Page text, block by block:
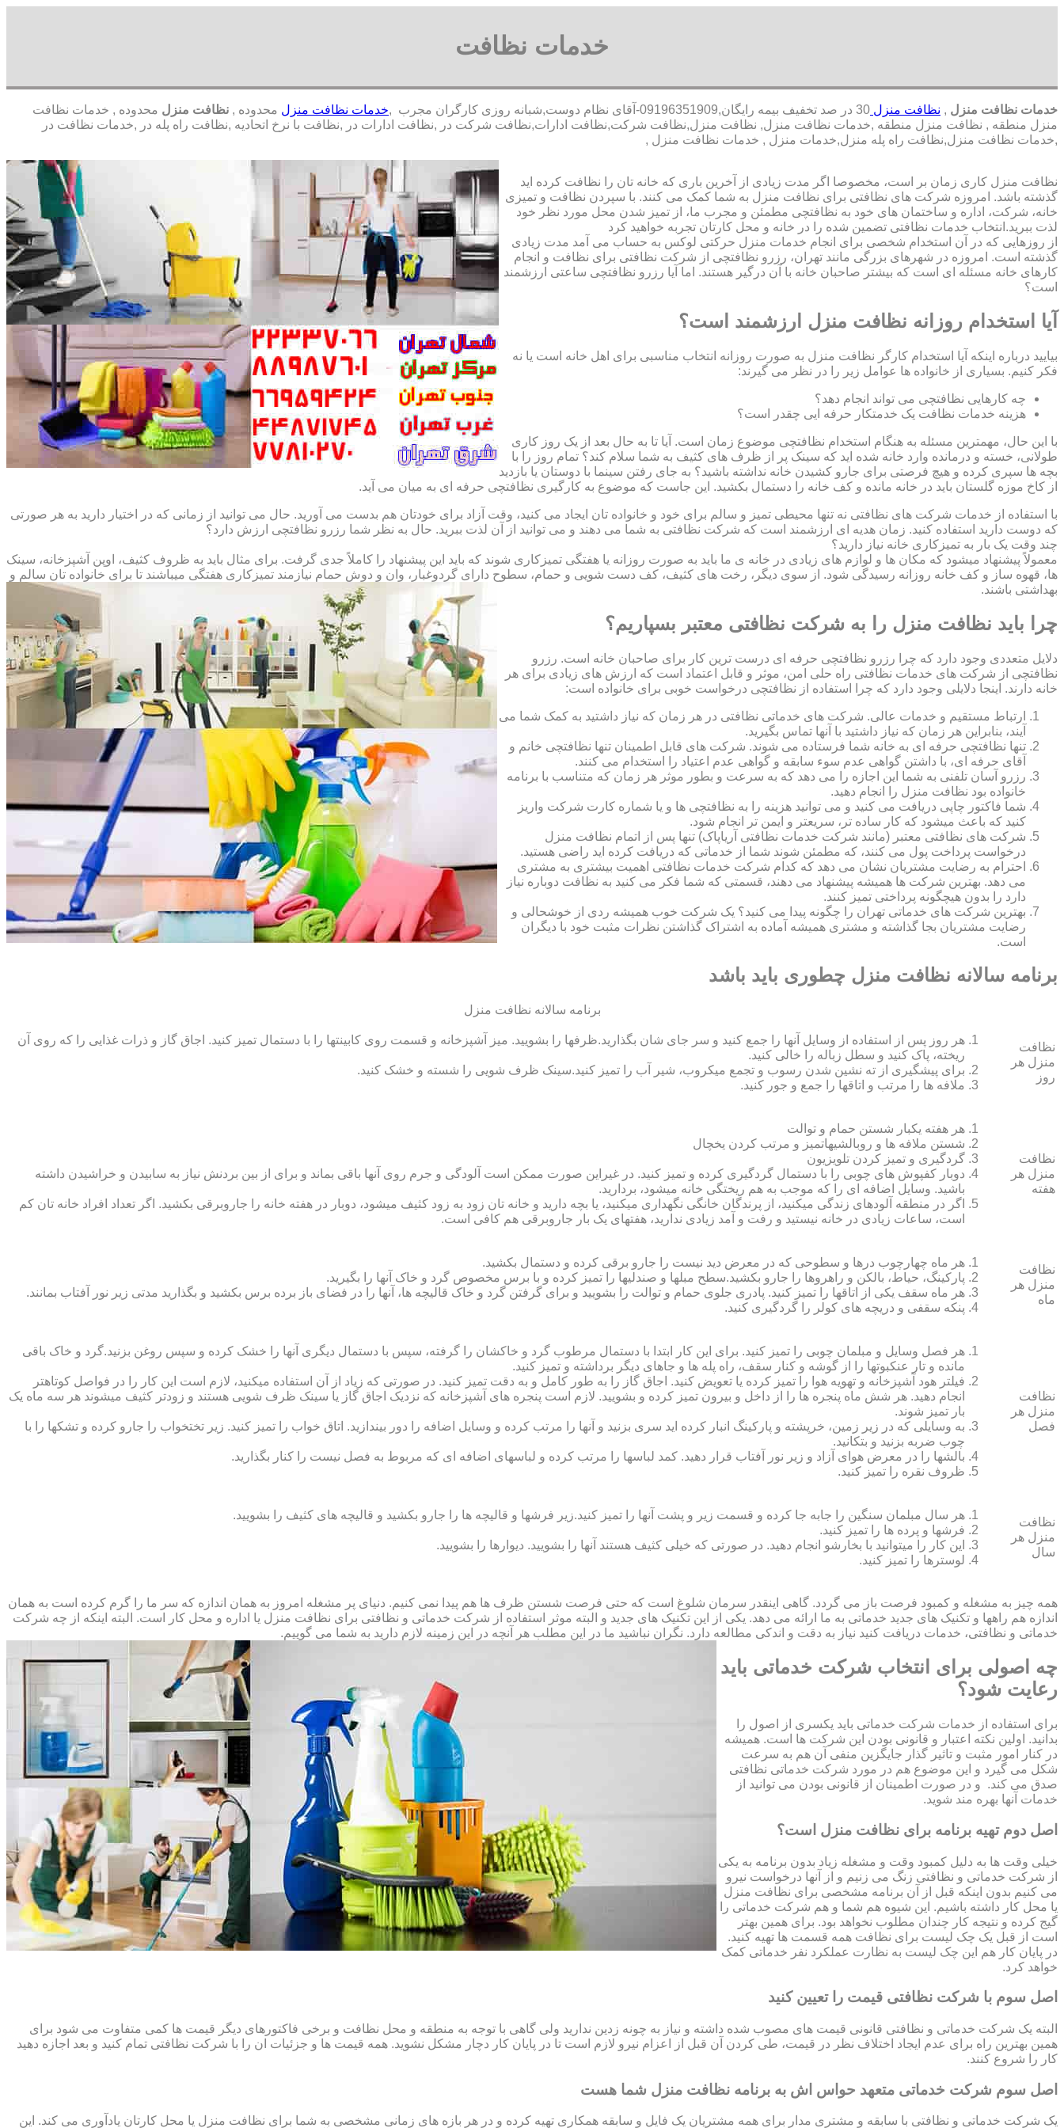
خدمات نظافت
خدمات نظافت منزل , نظافت منزل 30 در صد تخفیف بیمه رایگان,09196351909-آقای نظام دوست,شبانه روزی کارگران مجرب ,خدمات نظافت منزل محدوده , نظافت منزل محدوده , خدمات نظافت
منزل منطقه , نظافت منزل منطقه ,خدمات نظافت منزل, نظافت منزل,نظافت شرکت,نظافت ادارات,نظافت شرکت در ,نظافت ادارات در ,نظافت با نرخ اتحادیه ,نظافت راه پله در ,خدمات نظافت در
,خدمات نظافت منزل,نظافت راه پله منزل,خدمات منزل , خدمات نظافت منزل ,
نظافت منزل کاری زمان بر است، مخصوصا اگر مدت زیادی از آخرین باری که خانه تان را نظافت کرده اید
گذشته باشد. امروزه شرکت های نظافتی برای نظافت منزل به شما کمک می کنند. با سپردن نظافت و تمیزی
خانه، شرکت، اداره و ساختمان های خود به نظافتچی مطمئن و مجرب ما، از تمیز شدن محل مورد نظر خود
لذت ببرید.انتخاب خدمات نظافتی تضمین شده را در خانه و محل کارتان تجربه خواهید کرد
از روزهایی که در آن استخدام شخصی برای انجام خدمات منزل حرکتی لوکس به حساب می آمد مدت زیادی
گذشته است. امروزه در شهرهای بزرگی مانند تهران، رزرو نظافتچی از شرکت نظافتی برای نظافت و انجام
کارهای خانه مسئله ای است که بیشتر صاحبان خانه با آن درگیر هستند. اما آیا رزرو نظافتچی ساعتی ارزشمند
است؟
آیا استخدام روزانه نظافت منزل ارزشمند است؟
بیایید درباره اینکه آیا استخدام کارگر نظافت منزل به صورت روزانه انتخاب مناسبی برای اهل خانه است یا نه
فکر کنیم. بسیاری از خانواده ها عوامل زیر را در نظر می گیرند:
چه کارهایی نظافتچی می تواند انجام دهد؟
هزینه خدمات نظافت یک خدمتکار حرفه ایی چقدر است؟
با این حال، مهمترین مسئله به هنگام استخدام نظافتچی موضوع زمان است. آیا تا به حال بعد از یک روز کاری
طولانی، خسته و درمانده وارد خانه شده اید که سینک پر از ظرف های کثیف به شما سلام کند؟ تمام روز را با
بچه ها سپری کرده و هیچ فرصتی برای جارو کشیدن خانه نداشته باشید؟ به جای رفتن سینما با دوستان یا بازدید
از کاخ موزه گلستان باید در خانه مانده و کف خانه را دستمال بکشید. این جاست که موضوع به کارگیری نظافتچی حرفه ای به میان می آید.
با استفاده از خدمات شرکت های نظافتی نه تنها محیطی تمیز و سالم برای خود و خانواده تان ایجاد می کنید، وقت آزاد برای خودتان هم بدست می آورید. حال می توانید از زمانی که در اختیار دارید به هر صورتی
که دوست دارید استفاده کنید. زمان هدیه ای ارزشمند است که شرکت نظافتی به شما می دهند و می توانید از آن لذت ببرید. حال به نظر شما رزرو نظافتچی ارزش دارد؟
چند وقت یک بار به تمیزکاری خانه نیاز دارید؟
معمولاً پیشنهاد میشود که مکان ها و لوازم های زیادی در خانه ی ما باید به صورت روزانه یا هفتگی تمیزکاری شوند که باید این پیشنهاد را کاملاً جدی گرفت. برای مثال باید به ظروف کثیف، اوپن آشپزخانه، سینک
ها، قهوه ساز و کف خانه روزانه رسیدگی شود. از سوی دیگر، رخت های کثیف، کف دست شویی و حمام، سطوح دارای گردوغبار، وان و دوش حمام نیازمند تمیزکاری هفتگی میباشند تا برای خانواده تان سالم و
بهداشتی باشند.
چرا باید نظافت منزل را به شرکت نظافتی معتبر بسپاریم؟
دلایل متعددی وجود دارد که چرا رزرو نظافتچی حرفه ای درست ترین کار برای صاحبان خانه است. رزرو
نظافتچی از شرکت های خدمات نظافتی راه حلی امن، موثر و قابل اعتماد است که ارزش های زیادی برای هر
خانه دارند. اینجا دلایلی وجود دارد که چرا استفاده از نظافتچی درخواست خوبی برای خانواده است:
ارتباط مستقیم و خدمات عالی. شرکت های خدماتی نظافتی در هر زمان که نیاز داشتید به کمک شما می
آیند، بنابراین هر زمان که نیاز داشتید با آنها تماس بگیرید.
تنها نظافتچی حرفه ای به خانه شما فرستاده می شوند. شرکت های قابل اطمینان تنها نظافتچی خانم و
آقای حرفه ای، با داشتن گواهی عدم سوء سابقه و گواهی عدم اعتیاد را استخدام می کنند.
رزرو آسان تلفنی به شما این اجازه را می دهد که به سرعت و بطور موثر هر زمان که متناسب با برنامه
خانواده بود نظافت منزل را انجام دهید.
شما فاکتور چاپی دریافت می کنید و می توانید هزینه را به نظافتچی ها و یا شماره کارت شرکت واریز
کنید که باعث میشود که کار ساده تر، سریعتر و ایمن تر انجام شود.
شرکت های نظافتی معتبر (مانند شرکت خدمات نظافتی آریاپاک) تنها پس از اتمام نظافت منزل
درخواست پرداخت پول می کنند، که مطمئن شوند شما از خدماتی که دریافت کرده اید راضی هستید.
احترام به رضایت مشتریان نشان می دهد که کدام شرکت خدمات نظافتی اهمیت بیشتری به مشتری
می دهد. بهترین شرکت ها همیشه پیشنهاد می دهند، قسمتی که شما فکر می کنید به نظافت دوباره نیاز
دارد را بدون هیچگونه پرداختی تمیز کنند.
بهترین شرکت های خدماتی تهران را چگونه پیدا می کنید؟ یک شرکت خوب همیشه ردی از خوشحالی و
رضایت مشتریان بجا گذاشته و مشتری همیشه آماده به اشتراک گذاشتن نظرات مثبت خود با دیگران
است.
برنامه سالانه نظافت منزل چطوری باید باشد
برنامه سالانه نظافت منزل
نظافت
منزل هر
روز
هر روز پس از استفاده از وسایل آنها را جمع کنید و سر جای شان بگذارید.ظرف‏ها را بشویید. میز آشپزخانه و قسمت روی کابینت‏ها را با دستمال تمیز کنید. اجاق گاز و ذرات غذایی را که روی آن
ریخته، پاک کنید و سطل زباله را خالی کنید.
برای پیشگیری از ته نشین شدن رسوب و تجمع میکروب، شیر آب را تمیز کنید.سینک ظرف شویی را شسته و خشک کنید.
ملافه‏ ها را مرتب و اتاق‏ها را جمع و جور کنید.
نظافت
منزل هر
هفته
هر هفته یکبار شستن حمام و توالت
شستن ملافه‏ ها و روبالشی‎هاتمیز و مرتب کردن یخچال
گردگیری و تمیز کردن تلویزیون
دوبار کفپوش‏ های چوبی را با دستمال گردگیری کرده و تمیز کنید. در غیراین صورت ممکن است آلودگی و جرم روی آنها باقی بماند و برای از بین بردنش نیاز به سابیدن و خراشیدن داشته
باشید. وسایل اضافه ای را که موجب به هم ریختگی خانه می‏شود، بردارید.
اگر در منطقه آلوده‏ای زندگی می‏کنید، از پرندگان خانگی نگهداری می‏کنید، یا بچه دارید و خانه‏ تان زود به زود کثیف می‏شود، دوبار در هفته خانه را جاروبرقی بکشید. اگر تعداد افراد خانه ‏تان کم
است، ساعات زیادی در خانه نیستید و رفت و آمد زیادی ندارید، هفته‏ای یک بار جاروبرقی هم کافی است.
نظافت
منزل هر
ماه
هر ماه چهارچوب درها و سطوحی که در معرض دید نیست را جارو برقی کرده و دستمال بکشید.
پارکینگ، حیاط، بالکن و راهروها را جارو بکشید.سطح مبل‏ها و صندلی‏ها را تمیز کرده و با برس مخصوص گرد و خاک آنها را بگیرید.
هر ماه سقف یکی از اتاق‏ها را تمیز کنید. پادری جلوی حمام و توالت را بشویید و برای گرفتن گرد و خاک قالیچه‏ ها، آنها را در فضای باز برده برس بکشید و بگذارید مدتی زیر نور آفتاب بمانند.
پنکه سقفی و دریچه‏ های کولر را گردگیری کنید.
نظافت
منزل هر
فصل
هر فصل وسایل و مبلمان چوبی را تمیز کنید. برای این کار ابتدا با دستمال مرطوب گرد و خاک‏شان را گرفته، سپس با دستمال دیگری آنها را خشک کرده و سپس روغن بزنید.گرد و خاک باقی
مانده و تار عنکبوت‏ها را از گوشه و کنار سقف، راه پله‏ ها و جاهای دیگر برداشته و تمیز کنید.
فیلتر هود آشپزخانه و تهویه هوا را تمیز کرده یا تعویض کنید. اجاق گاز را به طور کامل و به دقت تمیز کنید. در صورتی که زیاد از آن استفاده می‏کنید، لازم است این کار را در فواصل کوتاه‏تر
انجام دهید. هر شش ماه پنجره‏ ها را از داخل و بیرون تمیز کرده و بشویید. لازم است پنجره‏ های آشپزخانه که نزدیک اجاق گاز یا سینک ظرف شویی هستند و زودتر کثیف می‏شوند هر سه ماه یک
بار تمیز شوند.
به وسایلی که در زیر زمین، خرپشته و پارکینگ انبار کرده‏ اید سری بزنید و آنها را مرتب کرده و وسایل اضافه را دور بیندازید. اتاق خواب را تمیز کنید. زیر تختخواب را جارو کرده و تشک‏ها را با
چوب ضربه بزنید و بتکانید.
بالش‏ها را در معرض هوای آزاد و زیر نور آفتاب قرار دهید. کمد لباس‏ها را مرتب کرده و لباس‏های اضافه ای که مربوط به فصل نیست را کنار بگذارید.
ظروف نقره را تمیز کنید.
نظافت
منزل هر
سال
هر سال مبلمان سنگین را جابه جا کرده و قسمت زیر و پشت آنها را تمیز کنید.زیر فرش‏ها و قالیچه‏ ها را جارو بکشید و قالیچه‏ های کثیف را بشویید.
فرش‏ها و پرده ‏ها را تمیز کنید.
این کار را می‏توانید با بخارشو انجام دهید. در صورتی که خیلی کثیف هستند آنها را بشویید. دیوارها را بشویید.
لوسترها را تمیز کنید.
همه چیز به مشغله و کمبود فرصت باز می گردد. گاهی اینقدر سرمان شلوغ است که حتی فرصت شستن ظرف ها هم پیدا نمی کنیم. دنیای پر مشغله امروز به همان اندازه که سر ما را گرم کرده است به همان
اندازه هم راهها و تکنیک های جدید خدماتی به ما ارائه می دهد. یکی از این تکنیک های جدید و البته موثر استفاده از شرکت خدماتی و نظافتی برای نظافت منزل یا اداره و محل کار است. البته اینکه از چه شرکت
خدماتی و نظافتی، خدمات دریافت کنید نیاز به دقت و اندکی مطالعه دارد. نگران نباشید ما در این مطلب هر آنچه در این زمینه لازم دارید به شما می گوییم.
چه اصولی برای انتخاب شرکت خدماتی باید
رعایت شود؟
برای استفاده از خدمات شرکت خدماتی باید یکسری از اصول را
بدانید. اولین نکته اعتبار و قانونی بودن این شرکت ها است. همیشه
در کنار امور مثبت و تاثیر گذار جایگزین منفی آن هم به سرعت
شکل می گیرد و این موضوع هم در مورد شرکت خدماتی نظافتی
صدق می کند. و در صورت اطمینان از قانونی بودن می توانید از
خدمات آنها بهره مند شوید.
اصل دوم تهیه برنامه برای نظافت منزل است؟
خیلی وقت ها به دلیل کمبود وقت و مشغله زیاد بدون برنامه به یکی
از شرکت خدماتی و نظافتی زنگ می زنیم و از آنها درخواست نیرو
می کنیم بدون اینکه قبل از آن برنامه مشخصی برای نظافت منزل
یا محل کار داشته باشیم. این شیوه هم شما و هم شرکت خدماتی را
گیج کرده و نتیجه کار چندان مطلوب نخواهد بود. برای همین بهتر
است از قبل یک چک لیست برای نظافت همه قسمت ها تهیه کنید.
در پایان کار هم این چک لیست به نظارت عملکرد نفر خدماتی کمک
خواهد کرد.
اصل سوم با شرکت نظافتی قیمت را تعیین کنید
البته یک شرکت خدماتی و نظافتی قانونی قیمت های مصوب شده داشته و نیاز به چونه زدین ندارید ولی گاهی با توجه به منطقه و محل نظافت و برخی فاکتورهای دیگر قیمت ها کمی متفاوت می شود برای
همین بهترین راه برای عدم ایجاد اختلاف نظر در قیمت، طی کردن آن قبل از اعزام نیرو لازم است تا در پایان کار دچار مشکل نشوید. همه قیمت ها و جزئیات ان را با شرکت نظافتی تمام کنید و بعد اجازه دهید
کار را شروع کنند.
اصل سوم شرکت خدماتی متعهد حواس اش به برنامه نظافت منزل شما هست
یک شرکت خدماتی و نظافتی با سابقه و مشتری مدار برای همه مشتریان یک فایل و سابقه همکاری تهیه کرده و در هر بازه های زمانی مشخصی به شما برای نظافت منزل یا محل کارتان یادآوری می کند. این